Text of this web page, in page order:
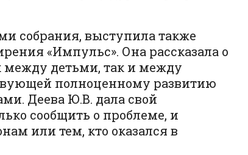
собрания, выступила также
«Импульс». Она рассказала о
между детьми, так и между
полноценному развитию
Деева Ю.В. дала свой
сообщить о проблеме, и
или тем, кто оказался в